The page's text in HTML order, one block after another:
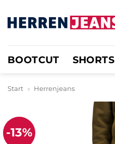
Inhalt
BOOTCUT SHORTS
Start » Herrenjeans
-13%